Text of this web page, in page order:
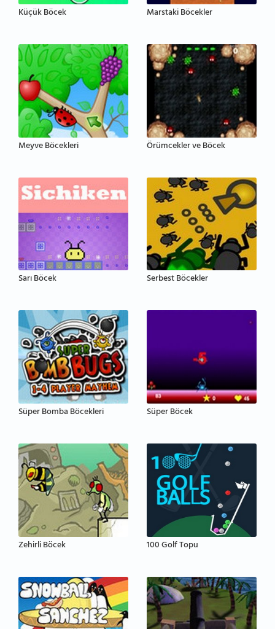
Küçük Böcek Marstaki Böcekler
Meyve Böcekleri Örümcekler ve Böcek
Sarı Böcek Serbest Böcekler
Süper Bomba Böcekleri Süper Böcek
Zehirli Böcek 100 Golf Topu